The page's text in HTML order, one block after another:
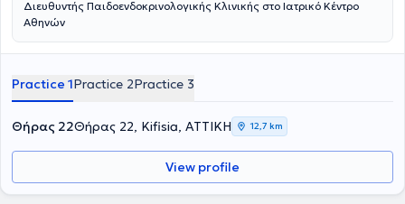
Διευθυντής Παιδοενδοκρινολογικής Κλινικής στο Ιατρικό Κέντρο
Αθηνών
Practice 1Practice 2Practice 3
Θήρας 22Θήρας 22, Kifisia, ΑΤΤΙΚΗ 12,7 km
View profile